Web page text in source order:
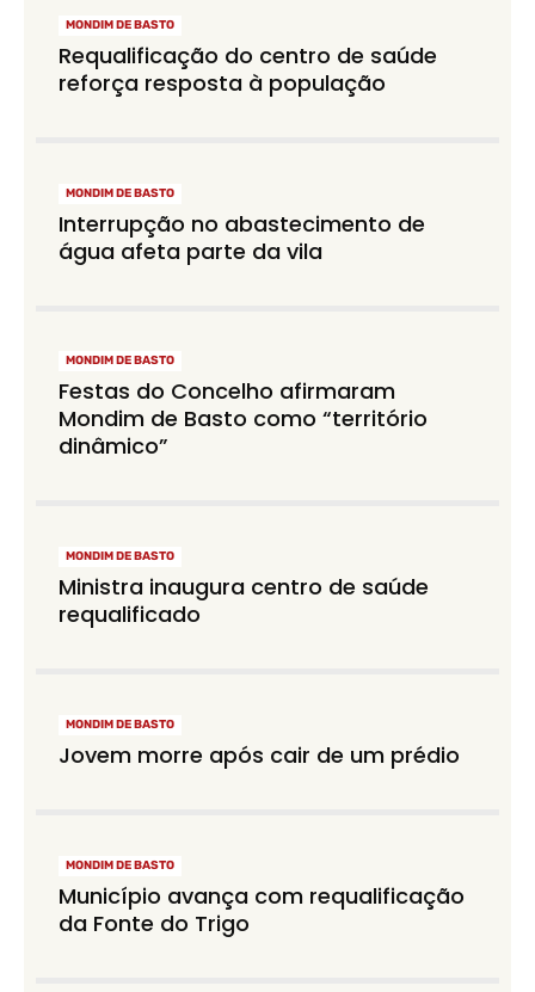
MONDIM DE BASTO
Requalificação do centro de saúde
reforça resposta à população
MONDIM DE BASTO
Interrupção no abastecimento de
água afeta parte da vila
MONDIM DE BASTO
Festas do Concelho afirmaram
Mondim de Basto como “território
dinâmico”
MONDIM DE BASTO
Ministra inaugura centro de saúde
requalificado
MONDIM DE BASTO
Jovem morre após cair de um prédio
MONDIM DE BASTO
Município avança com requalificação
da Fonte do Trigo